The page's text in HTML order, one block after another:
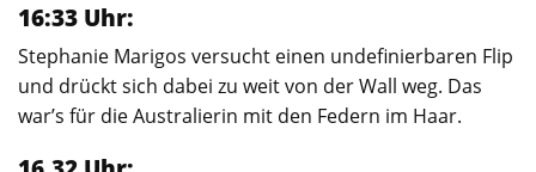
16:33 Uhr:
Stephanie Marigos versucht einen undefinierbaren Flip
und drückt sich dabei zu weit von der Wall weg. Das
war’s für die Australierin mit den Federn im Haar.